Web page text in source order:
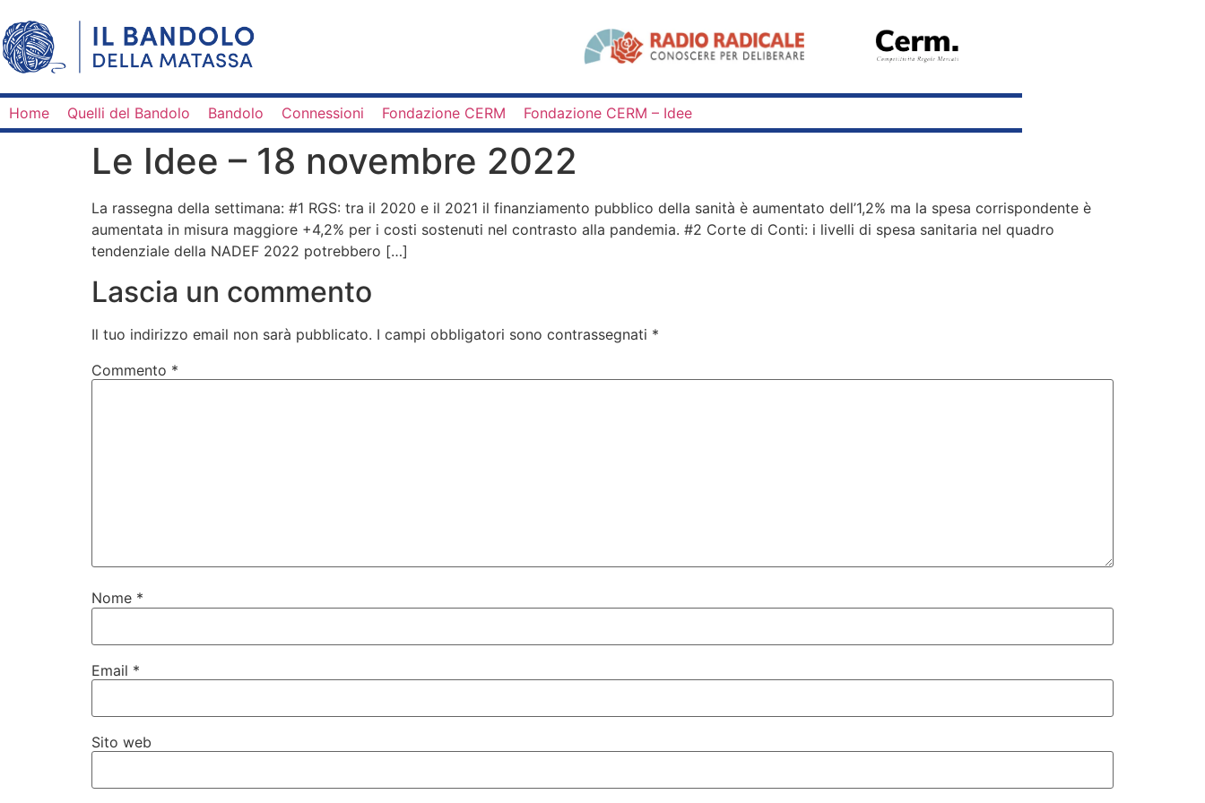
Home Quelli del Bandolo Bandolo Connessioni Fondazione CERM Fondazione CERM – Idee
Le Idee – 18 novembre 2022
La rassegna della settimana: #1 RGS: tra il 2020 e il 2021 il finanziamento pubblico della sanità è aumentato dell’1,2% ma la spesa corrispondente è
aumentata in misura maggiore +4,2% per i costi sostenuti nel contrasto alla pandemia. #2 Corte di Conti: i livelli di spesa sanitaria nel quadro
tendenziale della NADEF 2022 potrebbero […]
Lascia un commento
Il tuo indirizzo email non sarà pubblicato. I campi obbligatori sono contrassegnati *
Commento *
Nome *
Email *
Sito web